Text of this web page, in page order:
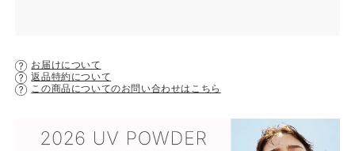
お届けについて
返品特約について
この商品についてのお問い合わせはこちら